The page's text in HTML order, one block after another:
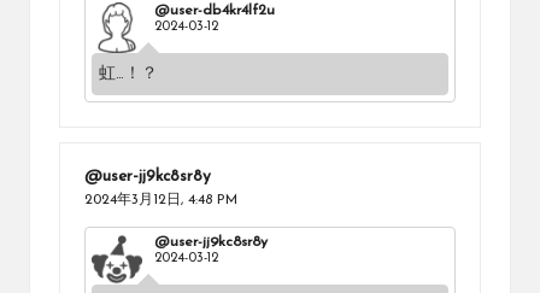
@user-db4kr4lf2u
2024-03-12
虹…！？
@user-jj9kc8sr8y
2024年3月12日, 4:48 PM
@user-jj9kc8sr8y
2024-03-12